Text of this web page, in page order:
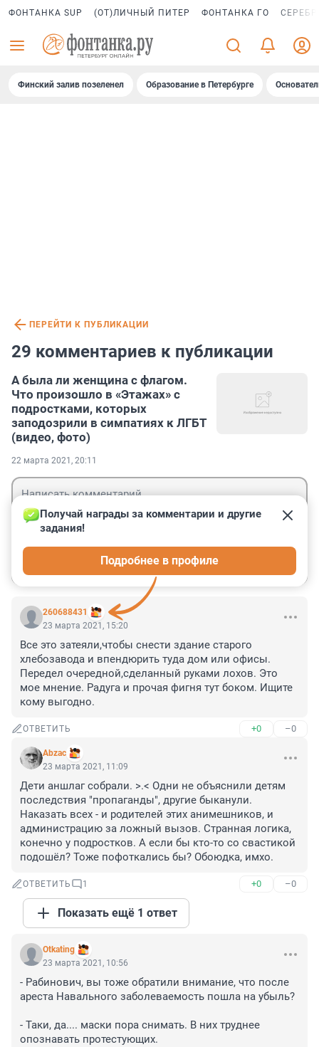
ФОНТАНКА SUP (ОТ)ЛИЧНЫЙ ПИТЕР ФОНТАНКА ГО
Финский залив позеленел Образование в Петербурге
ПЕРЕЙТИ К ПУБЛИКАЦИИ
29 комментариев к публикации
А была ли женщина с флагом.
Что произошло в «Этажах» с
подростками, которых
заподозрили в симпатиях к ЛГБТ
(видео, фото)
22 марта 2021, 20:11
260688431
Получай награды за комментарии и другие
задания!
Подробнее в профиле
23 марта 2021, 15:20
Все это затеяли,чтобы снести здание старого
хлебозавода и впендюрить туда дом или офисы.
Передел очередной,сделанный руками лохов. Это
мое мнение. Радуга и прочая фигня тут боком. Ищите
кому выгодно.
ОТВЕТИТЬ +0 –0
Abzac
23 марта 2021, 11:09
Дети аншлаг собрали. >.< Одни не объяснили детям
последствия "пропаганды", другие быканули.
Наказать всех - и родителей этих анимешников, и
администрацию за ложный вызов. Странная логика,
конечно у подростков. А если бы кто-то со свастикой
подошёл? Тоже пофоткались бы? Обоюдка, имхо.
ОТВЕТИТЬ 1 +0 –0
Показать ещё 1 ответ
Otkating
23 марта 2021, 10:56
- Рабинович, вы тоже обратили внимание, что после
ареста Навального заболеваемость пошла на убыль?
- Таки, да.... маски пора снимать. В них труднее
опознавать протестующих.